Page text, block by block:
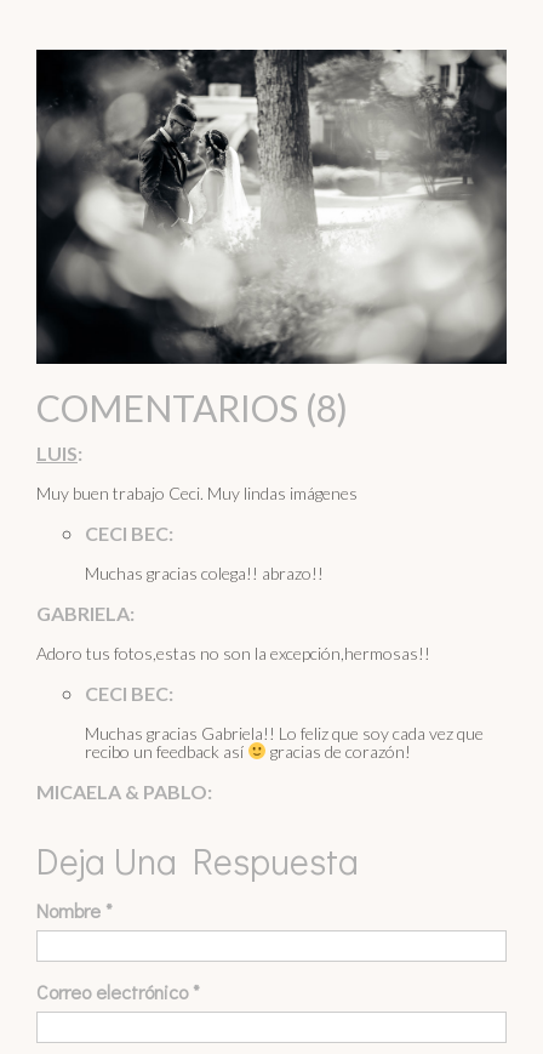
COMENTARIOS (8)
LUIS:
Muy buen trabajo Ceci. Muy lindas imágenes
CECI BEC:
Muchas gracias colega!! abrazo!!
GABRIELA:
Adoro tus fotos,estas no son la excepción,hermosas!!
CECI BEC:
Muchas gracias Gabriela!! Lo feliz que soy cada vez que
recibo un feedback así
gracias de corazón!
MICAELA & PABLO:
fotos, volvernos a vivir y a recordar esos bellos momentos.
Momentos que disfrutamos muchísimo. Gracias eternas por
hacer todo lo posible para llegar hasta acá.
Pero sobre todo que te hayas bien junto a nosotros. Te
tendremos siempre en nuestro corazón también ♥️
CECI BEC:
<3 <3
Deja Una Respuesta
Nombre *
Correo electrónico*